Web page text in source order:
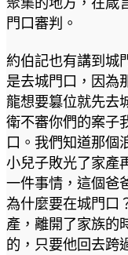
門口審判。
約伯記也有講到城
是去城門口，因為
龍想要篡位就先去
衛不審你們的案子
口。我們知道那個
小兒子敗光了家產
一件事情，這個爸
為什麼要在城門口
產，離開了家族的
的，只要他回去跨